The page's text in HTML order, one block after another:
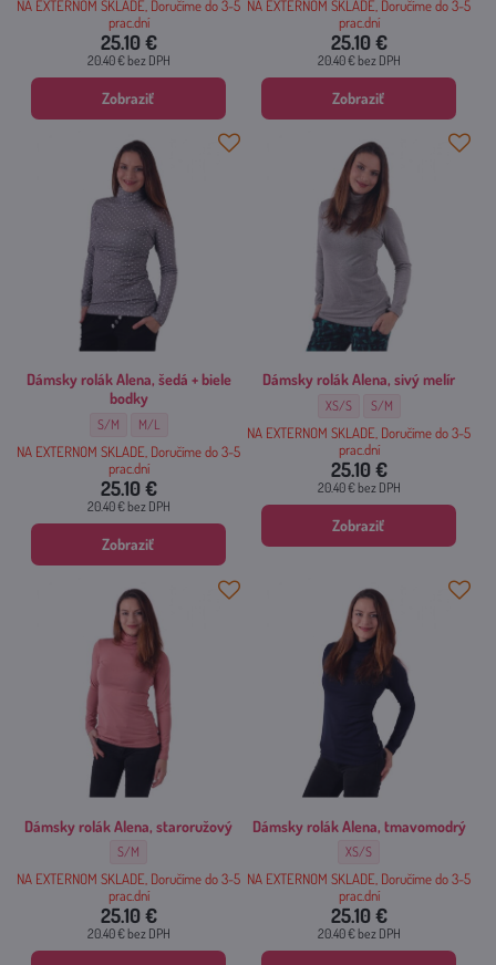
NA EXTERNOM SKLADE, Doručíme do 3-5
prac.dní
25.10 €
20.40 €bez DPH
Zobraziť
NA EXTERNOM SKLADE, Doručíme do 3-5
prac.dní
25.10 €
20.40 €bez DPH
Zobraziť
Dámsky rolák Alena, šedá + biele
bodky
Dámsky rolák Alena, šedá + biele bodky - Veľkosť:
S/M Dámsky rolák Alena, šedá + biele bodky - Veľkosť:
M/L
NA EXTERNOM SKLADE, Doručíme do 3-5
prac.dní
25.10 €
20.40 €bez DPH
Zobraziť
Dámsky rolák Alena, sivý melír
Dámsky rolák Alena, sivý melír -
XS/S Dámsky rolák Alena,
S/M
NA EXTERNOM SKLADE, Doručíme do 3-5
prac.dní
25.10 €
20.40 €bez DPH
Zobraziť
Dámsky rolák Alena, staroružový
Dámsky rolák Alena, staroružový - Veľkosť:
S/M
NA EXTERNOM SKLADE, Doručíme do 3-5
prac.dní
25.10 €
20.40 €bez DPH
Dámsky rolák Alena, tmavomodrý
Dámsky rolák Alena,
XS/S
NA EXTERNOM SKLADE, Doručíme do 3-5
prac.dní
25.10 €
20.40 €bez DPH